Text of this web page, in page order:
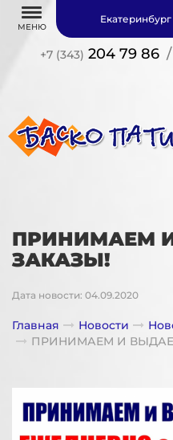
МЕНЮ
+7 (343) 204 79 86 /
ПРИНИМАЕМ
ЗАКАЗЫ!
Дата новости: 04.09.2020
Главная Новости
ПРИНИМАЕМ И